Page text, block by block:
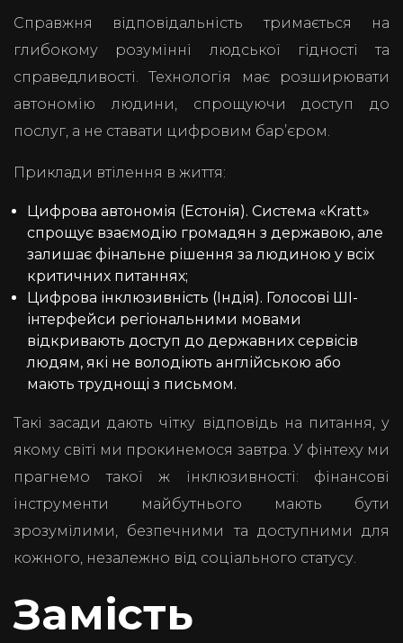
Справжня відповідальність тримається на
глибокому розумінні людської гідності та
справедливості. Технологія має розширювати
автономію людини, спрощуючи доступ до
послуг, а не ставати цифровим бар’єром.
Приклади втілення в життя:
Цифрова автономія (Естонія). Система «Kratt»
спрощує взаємодію громадян з державою, але
залишає фінальне рішення за людиною у всіх
критичних питаннях;
Цифрова інклюзивність (Індія). Голосові ШІ-
інтерфейси регіональними мовами
відкривають доступ до державних сервісів
людям, які не володіють англійською або
мають труднощі з письмом.
Такі засади дають чітку відповідь на питання, у
якому світі ми прокинемося завтра. У фінтеху ми
прагнемо такої ж інклюзивності: фінансові
інструменти майбутнього мають бути
зрозумілими, безпечними та доступними для
кожного, незалежно від соціального статусу.
Замість